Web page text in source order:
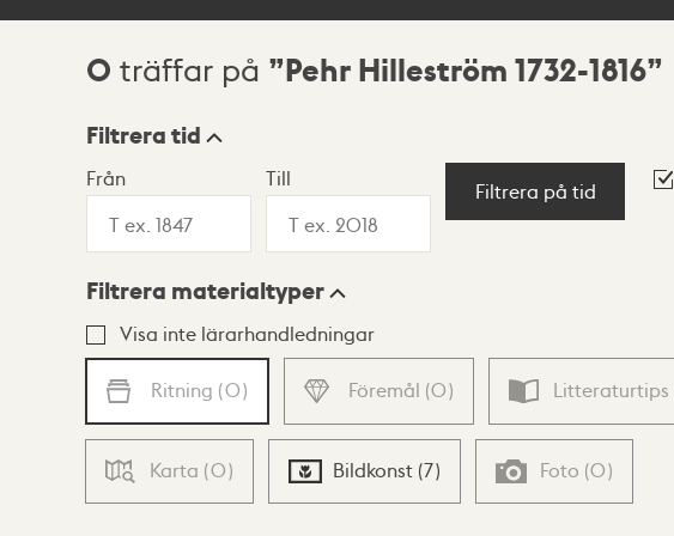
Sökresultat
0 träffar på Pehr Hilleström 1732-1816
Visningsläge
Lista Karta
Filtrera tid
Från Till
Filtrera på tid
Filtrera materialtyper
Visa inte lärarhandledningar
Ritning (0) Föremål (0) Litteraturtips
Karta (0) Bildkonst (7) Foto (0)